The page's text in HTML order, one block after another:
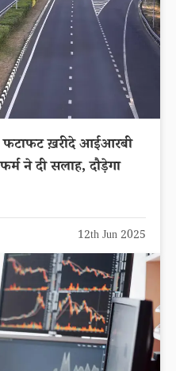
ख़रीदे आईआरबी
ने दी सलाह, दौड़ेगा
12th Jun 2025